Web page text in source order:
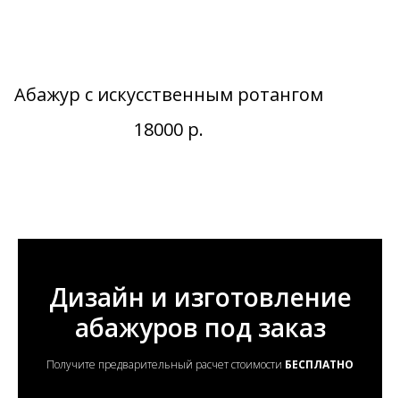
Абажур c искусственным ротангом
18000 р.
Дизайн и изготовление
абажуров под заказ
Получите предварительный расчет стоимости БЕСПЛАТНО